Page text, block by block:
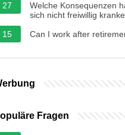
27
Welche Konsequenzen
sich nicht freiwillig
15
Can I work after
Fragen